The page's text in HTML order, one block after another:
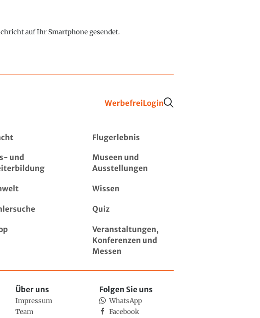
auf Ihr Smartphone gesendet.
WerbefreiLogin
Flugerlebnis
und
Museen und
Ausstellungen
Wissen
Quiz
Veranstaltungen,
Konferenzen und
Messen
Über uns
Impressum
Team
Folgen Sie uns
WhatsApp
Facebook